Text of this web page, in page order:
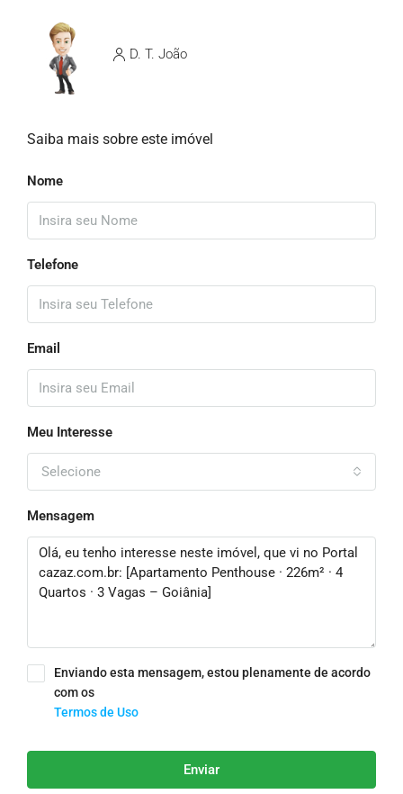
D. T. João
Saiba mais sobre este imóvel
Nome
Telefone
Email
Meu Interesse
Selecione
Mensagem
Enviando esta mensagem, estou plenamente de acordo
com os
Termos de Uso
Enviar